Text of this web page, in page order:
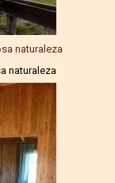
naturaleza